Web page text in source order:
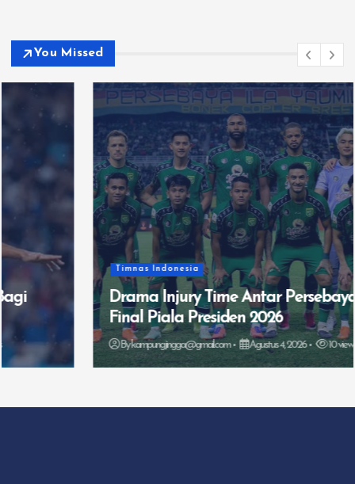
You Missed
Timnas Indonesia
Drama Injury Time Antar Persebaya ke
Final Piala Presiden 2026
Bykampungjingga@gmail.com Agustus 4, 2026 10 views